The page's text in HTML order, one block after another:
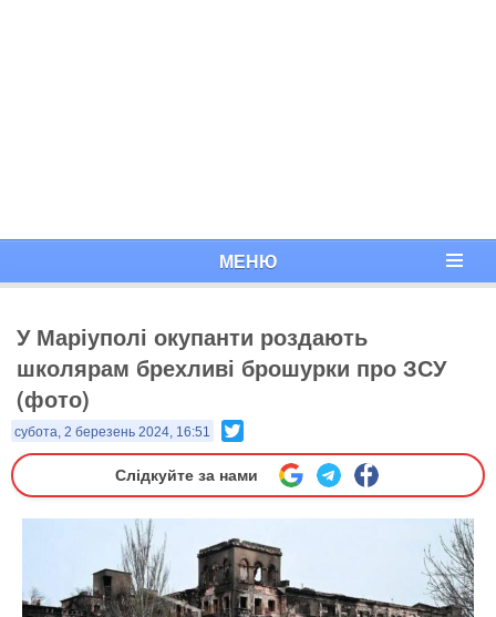
МЕНЮ
У Маріуполі окупанти роздають
школярам брехливі брошурки про ЗСУ
(фото)
субота, 2 березень 2024, 16:51
Слідкуйте за нами